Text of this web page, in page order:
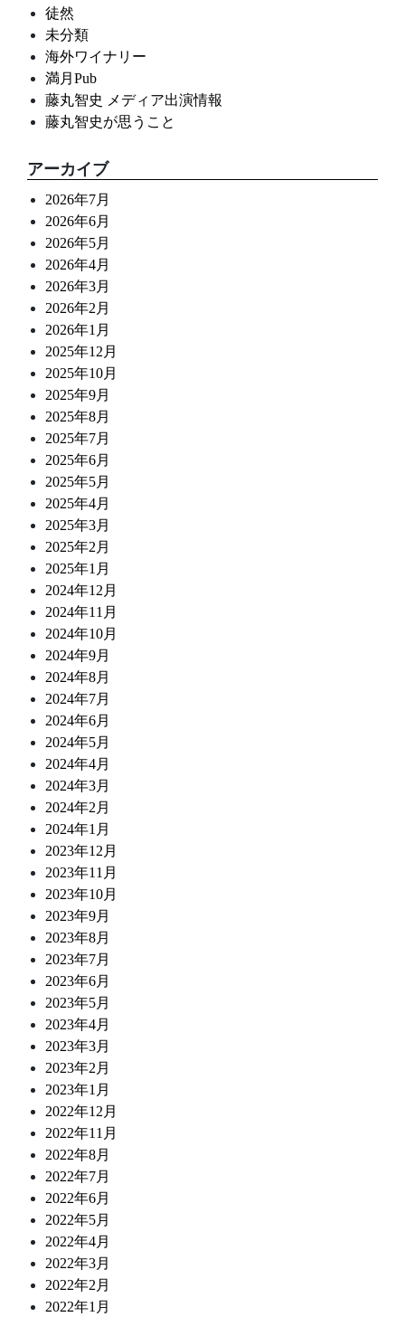
徒然
未分類
海外ワイナリー
満月Pub
藤丸智史 メディア出演情報
藤丸智史が思うこと
アーカイブ
2026年7月
2026年6月
2026年5月
2026年4月
2026年3月
2026年2月
2026年1月
2025年12月
2025年10月
2025年9月
2025年8月
2025年7月
2025年6月
2025年5月
2025年4月
2025年3月
2025年2月
2025年1月
2024年12月
2024年11月
2024年10月
2024年9月
2024年8月
2024年7月
2024年6月
2024年5月
2024年4月
2024年3月
2024年2月
2024年1月
2023年12月
2023年11月
2023年10月
2023年9月
2023年8月
2023年7月
2023年6月
2023年5月
2023年4月
2023年3月
2023年2月
2023年1月
2022年12月
2022年11月
2022年8月
2022年7月
2022年6月
2022年5月
2022年4月
2022年3月
2022年2月
2022年1月